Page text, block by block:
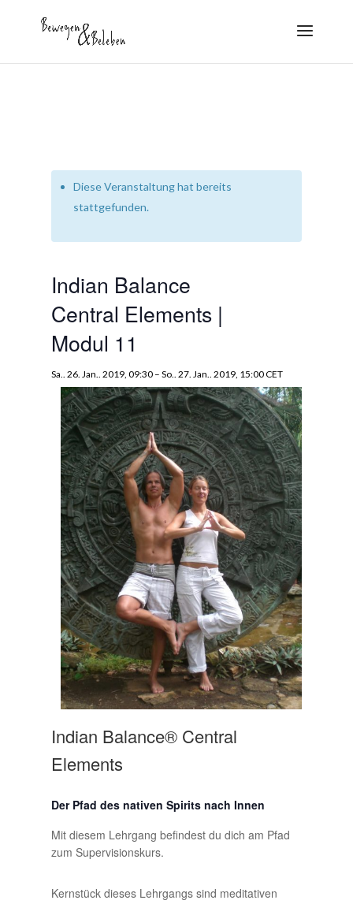
Diese Veranstaltung hat bereits
stattgefunden.
Indian Balance
Central Elements |
Modul 11
Sa.. 26. Jan.. 2019, 09:30– So.. 27. Jan.. 2019, 15:00CET
Indian Balance® Central
Elements
Der Pfad des nativen Spirits nach Innen
Mit diesem Lehrgang befindest du dich am Pfad
zum Supervisionskurs.
Kernstück dieses Lehrgangs sind meditativen